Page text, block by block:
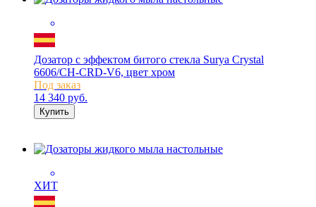
Дозатор с эффектом битого стекла Surya Crystal
6606/CH-CRD-V6, цвет хром
Под заказ
14 340 руб.
Купить
ХИТ